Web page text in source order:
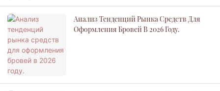
Анализ Тенденций Рынка Средств Для
Оформления Бровей В 2026 Году.